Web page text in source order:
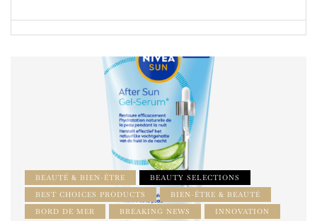
BEAUTÉ & BIEN-ÊTRE
BEAUTY SELECTIONS
BEST CHOICES PRODUCTS
BIEN-ÊTRE & BEAUTÉ
BORD DE MER
BREAKING NEWS
INNOVATION